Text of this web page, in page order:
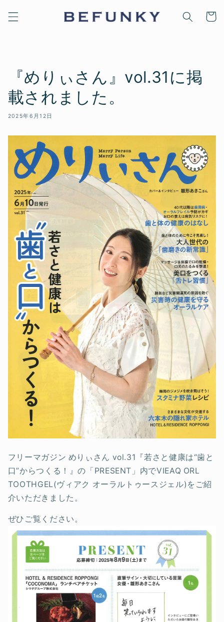
ンツに
進む
ー
『めりぃさん』vol.31に掲
載されました。
2025年6月12日
フリーマガジン めりぃさん vol.31『若さと健康は“歯と
口”からつくる！』の「PRESENT」内でVIEAQ ORL
TOOTHGEL(ヴィアク オーラルトゥースジェル)をご紹
介いただきました。
ぜひご覧ください。